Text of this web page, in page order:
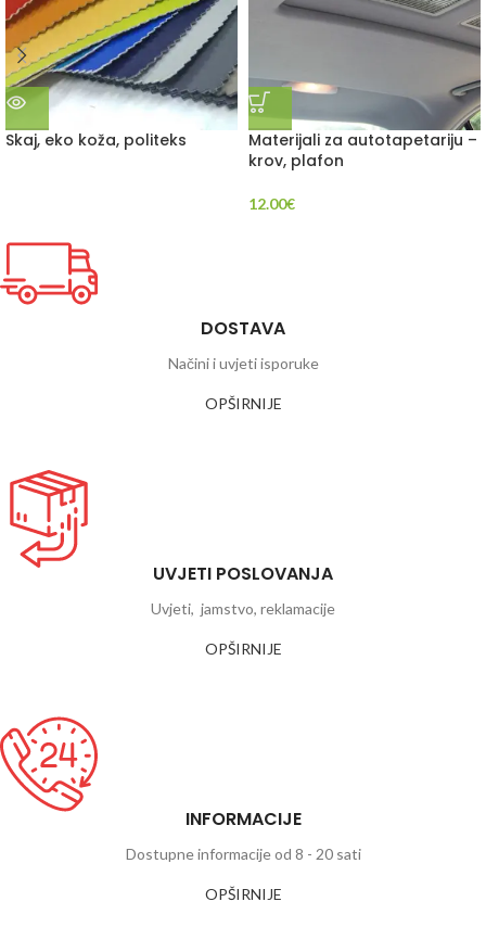
Skaj, eko koža, politeks
Materijali za autotapetariju –
krov, plafon
12.00€
DOSTAVA
Načini i uvjeti isporuke
OPŠIRNIJE
UVJETI POSLOVANJA
Uvjeti, jamstvo, reklamacije
OPŠIRNIJE
INFORMACIJE
Dostupne informacije od 8 - 20 sati
OPŠIRNIJE